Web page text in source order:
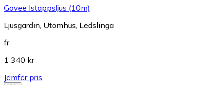
Govee Istappsljus (10m)
Ljusgardin, Utomhus, Ledslinga
fr.
1 340 kr
Jämför pris